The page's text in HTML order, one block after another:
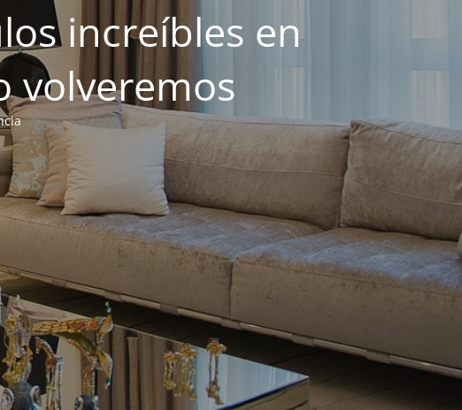
increíbles en
volveremos